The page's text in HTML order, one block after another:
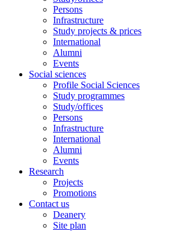
Persons
Infrastructure
Study projects & prices
International
Alumni
Events
Social sciences
Profile Social Sciences
Study programmes
Study/offices
Persons
Infrastructure
International
Alumni
Events
Research
Projects
Promotions
Contact us
Deanery
Site plan